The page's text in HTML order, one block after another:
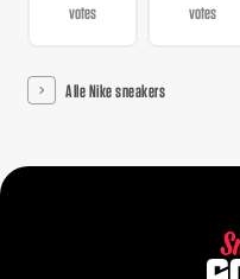
votes
votes
Alle Nike sneakers